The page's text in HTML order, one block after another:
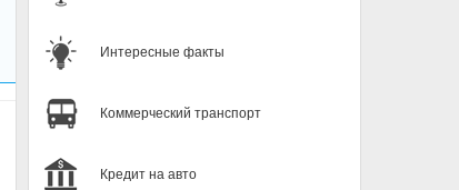
Интересные факты
Коммерческий транспорт
Кредит на авто